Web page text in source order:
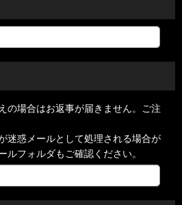
の場合はお返事が届きません。ご注
迷惑メールとして処理される場合が
ルフォルダもご確認ください。